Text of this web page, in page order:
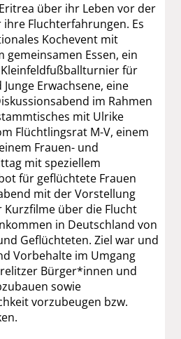
über ihr Leben vor der
Fluchterfahrungen. Es
Kochevent mit
gemeinsamen Essen, ein
für
Erwachsene, eine
im Rahmen
mit Ulrike
Flüchtlingsrat M-V, einem
Frauen- und
mit speziellem
für geflüchtete Frauen
mit der Vorstellung
über die Flucht
in Deutschland von
Geflüchteten. Ziel war und
Vorbehalte im Umgang
Bürger*innen und
sowie
vorzubeugen bzw.